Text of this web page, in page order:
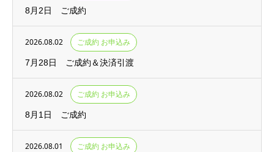
8月2日 ご成約
2026.08.02 ご成約 お申込み
7月28日 ご成約＆決済引渡
2026.08.02 ご成約 お申込み
8月1日 ご成約
2026.08.01 ご成約 お申込み